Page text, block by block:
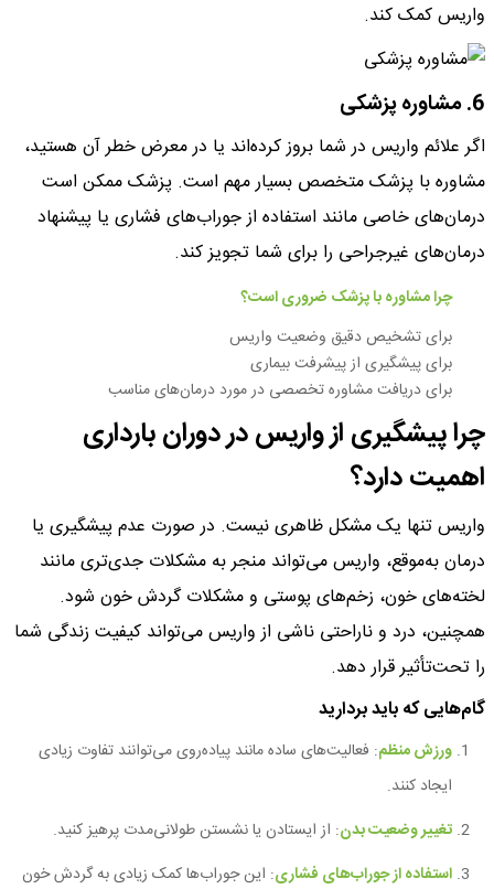
واریس کمک کند.
6. مشاوره پزشکی
اگر علائم واریس در شما بروز کرده‌اند یا در معرض خطر آن هستید،
مشاوره با پزشک متخصص بسیار مهم است. پزشک ممکن است
درمان‌های خاصی مانند استفاده از جوراب‌های فشاری یا پیشنهاد
درمان‌های غیرجراحی را برای شما تجویز کند.
چرا مشاوره با پزشک ضروری است؟
برای تشخیص دقیق وضعیت واریس
برای پیشگیری از پیشرفت بیماری
برای دریافت مشاوره تخصصی در مورد درمان‌های مناسب
چرا پیشگیری از واریس در دوران بارداری
اهمیت دارد؟
واریس تنها یک مشکل ظاهری نیست. در صورت عدم پیشگیری یا
درمان به‌موقع، واریس می‌تواند منجر به مشکلات جدی‌تری مانند
لخته‌های خون، زخم‌های پوستی و مشکلات گردش خون شود.
همچنین، درد و ناراحتی ناشی از واریس می‌تواند کیفیت زندگی شما
را تحت‌تأثیر قرار دهد.
گام‌هایی که باید بردارید
ورزش منظم: فعالیت‌های ساده مانند پیاده‌روی می‌توانند تفاوت زیادی
ایجاد کنند.
تغییر وضعیت بدن: از ایستادن یا نشستن طولانی‌مدت پرهیز کنید.
استفاده از جوراب‌های فشاری: این جوراب‌ها کمک زیادی به گردش خون